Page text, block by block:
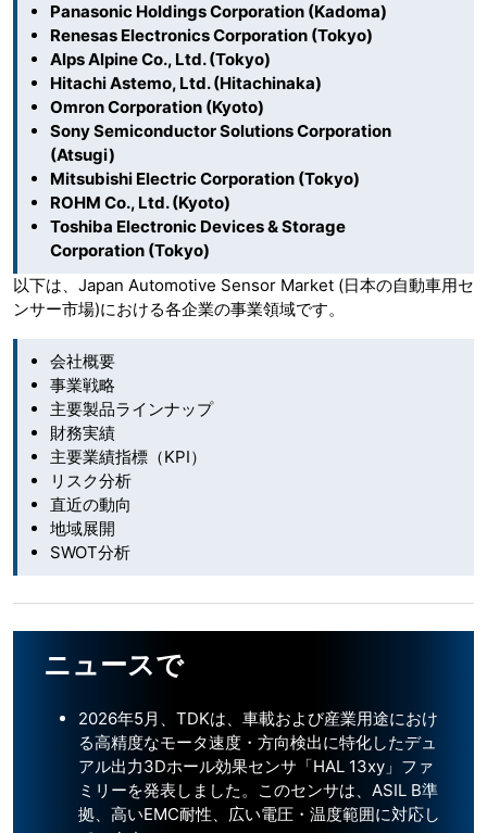
Panasonic Holdings Corporation (Kadoma)
Renesas Electronics Corporation (Tokyo)
Alps Alpine Co., Ltd. (Tokyo)
Hitachi Astemo, Ltd. (Hitachinaka)
Omron Corporation (Kyoto)
Sony Semiconductor Solutions Corporation
(Atsugi)
Mitsubishi Electric Corporation (Tokyo)
ROHM Co., Ltd. (Kyoto)
Toshiba Electronic Devices & Storage
Corporation (Tokyo)
以下は、Japan Automotive Sensor Market (日本の自動車用セ
ンサー市場)における各企業の事業領域です。
会社概要
事業戦略
主要製品ラインナップ
財務実績
主要業績指標（KPI）
リスク分析
直近の動向
地域展開
SWOT分析
ニュースで
2026年5月、TDKは、車載および産業用途におけ
る高精度なモータ速度・方向検出に特化したデュ
アル出力3Dホール効果センサ「HAL 13xy」ファ
ミリーを発表しました。このセンサは、ASIL B準
拠、高いEMC耐性、広い電圧・温度範囲に対応し